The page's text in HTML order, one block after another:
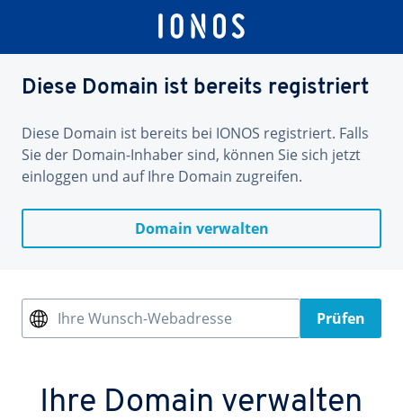
Diese Domain ist bereits registriert
Diese Domain ist bereits bei IONOS registriert. Falls
Sie der Domain-Inhaber sind, können Sie sich jetzt
einloggen und auf Ihre Domain zugreifen.
Domain verwalten
Ihre Wunsch-Webadresse Prüfen
Ihre Domain verwalten